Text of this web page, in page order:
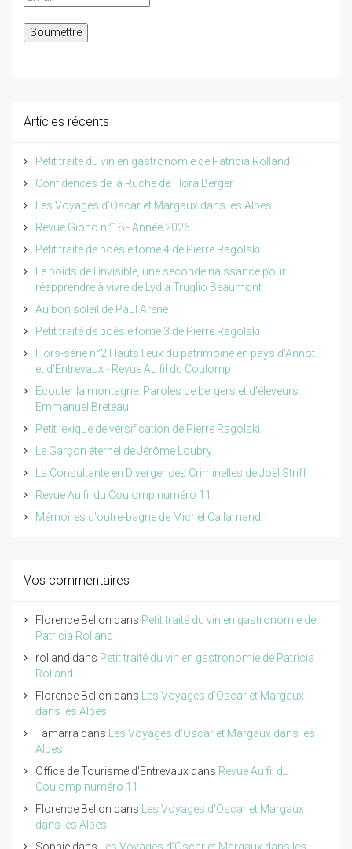
Articles récents
Petit traité du vin en gastronomie de Patricia Rolland
Confidences de la Ruche de Flora Berger
Les Voyages d'Oscar et Margaux dans les Alpes
Revue Giono n°18 - Année 2026
Petit traité de poésie tome 4 de Pierre Ragolski
Le poids de l'invisible, une seconde naissance pour
réapprendre à vivre de Lydia Truglio Beaumont
Au bon soleil de Paul Arène
Petit traité de poésie tome 3 de Pierre Ragolski
Hors-série n°2 Hauts lieux du patrimoine en pays d'Annot
et d'Entrevaux - Revue Au fil du Coulomp
Ecouter la montagne. Paroles de bergers et d'éleveurs.
Emmanuel Breteau
Petit lexique de versification de Pierre Ragolski
Le Garçon éternel de Jérôme Loubry
La Consultante en Divergences Criminelles de Joël Striff
Revue Au fil du Coulomp numéro 11
Mémoires d'outre-bagne de Michel Callamand
Vos commentaires
Florence Bellon dans Petit traité du vin en gastronomie de
Patricia Rolland
rolland dans Petit traité du vin en gastronomie de Patricia
Rolland
Florence Bellon dans
Les Voyages d'Oscar et Margaux
dans les Alpes
Tamarra dans
Les Voyages d'Oscar et Margaux dans les
Alpes
Office de Tourisme d'Entrevaux dans Revue Au fil du
Coulomp numéro 11
Florence Bellon dans
Les Voyages d'Oscar et Margaux
dans les Alpes